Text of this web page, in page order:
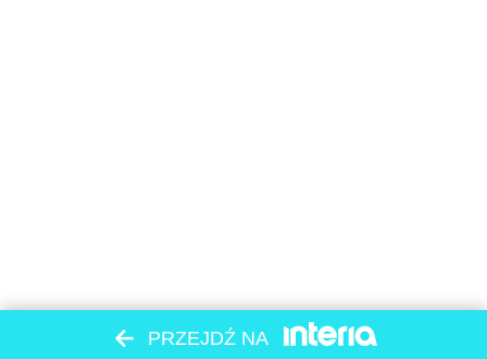
PRZEJDŹ NA